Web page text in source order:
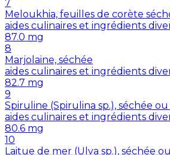
7
Meloukhia, feuilles de corète
aides culinaires et ingrédients
87.0 mg
8
Marjolaine, séchée
aides culinaires et ingrédients
82.7 mg
9
Spiruline (Spirulina sp.), séchée
aides culinaires et ingrédients
80.6 mg
10
Laitue de mer (Ulva sp.), séchée